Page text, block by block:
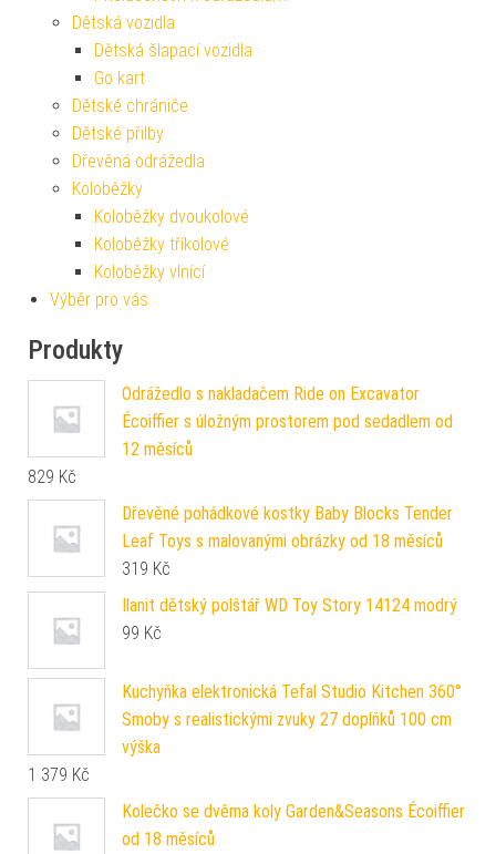
Dětská vozidla
Dětská šlapací vozidla
Go kart
Dětské chrániče
Dětské přilby
Dřevěná odrážedla
Koloběžky
Koloběžky dvoukolové
Koloběžky tříkolové
Koloběžky vlnící
Výběr pro vás
Produkty
Odrážedlo s nakladačem Ride on Excavator
Écoiffier s úložným prostorem pod sedadlem od
12 měsíců
829 Kč
Dřevěné pohádkové kostky Baby Blocks Tender
Leaf Toys s malovanými obrázky od 18 měsíců
319 Kč
Ilanit dětský polštář WD Toy Story 14124 modrý
99 Kč
Kuchyňka elektronická Tefal Studio Kitchen 360°
Smoby s realistickými zvuky 27 doplňků 100 cm
výška
1 379 Kč
Kolečko se dvěma koly Garden&Seasons Écoiffier
od 18 měsíců